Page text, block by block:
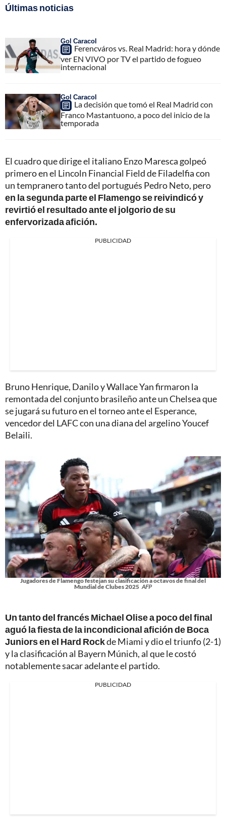
Últimas noticias
Gol Caracol
Ferencváros vs. Real Madrid: hora y dónde
ver EN VIVO por TV el partido de fogueo
internacional
Gol Caracol
La decisión que tomó el Real Madrid con
Franco Mastantuono, a poco del inicio de la
temporada
El cuadro que dirige el italiano Enzo Maresca golpeó
primero en el Lincoln Financial Field de Filadelfia con
un tempranero tanto del portugués Pedro Neto, pero
en la segunda parte el Flamengo se reivindicó y
revirtió el resultado ante el jolgorio de su
enfervorizada afición.
PUBLICIDAD
Bruno Henrique, Danilo y Wallace Yan firmaron la
remontada del conjunto brasileño ante un Chelsea que
se jugará su futuro en el torneo ante el Esperance,
vencedor del LAFC con una diana del argelino Youcef
Belaili.
Jugadores de Flamengo festejan su clasificación a octavos de final del
Mundial de Clubes 2025 AFP
Un tanto del francés Michael Olise a poco del final
aguó la fiesta de la incondicional afición de Boca
Juniors en el Hard Rockde Miami y dio el triunfo (2-1)
y la clasificación al Bayern Múnich, al que le costó
notablemente sacar adelante el partido.
PUBLICIDAD